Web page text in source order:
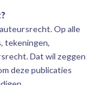
Op alle
tekeningen,
Dat wil zeggen
deze publicaties